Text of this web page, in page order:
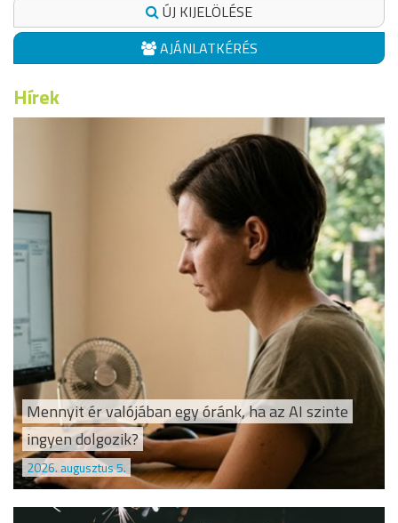
ÚJ KIJELÖLÉSE
AJÁNLATKÉRÉS
Hírek
Mennyit ér valójában egy óránk, ha az AI szinte
ingyen dolgozik?
2026. augusztus 5.